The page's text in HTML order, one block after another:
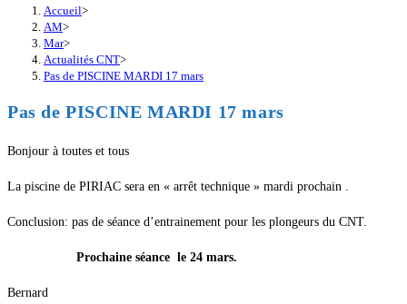
Accueil>
AM>
Mar>
Actualités CNT>
Pas de PISCINE MARDI 17 mars
Pas de PISCINE MARDI 17 mars
Bonjour à toutes et tous
La piscine de PIRIAC sera en « arrêt technique » mardi prochain .
Conclusion: pas de séance d’entrainement pour les plongeurs du CNT.
Prochaine séance le 24 mars.
Bernard